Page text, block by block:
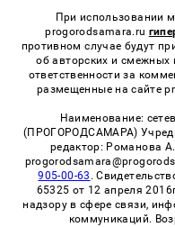
При использовании
progorodsamara.ru
противном случае будут
об авторских и смежных
ответственности за
размещенные на сайте
Наименование:
(ПРОГОРОДСАМАРА)
редактор: Романова
905-00-63 .
65325 от 12 апреля
надзору в сфере связи,
коммуникаций.